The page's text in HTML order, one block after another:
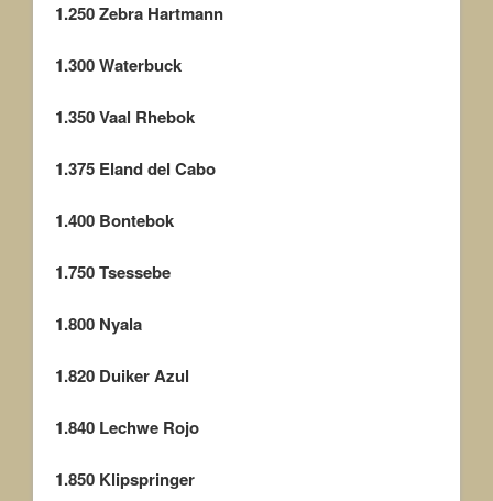
1.250Zebra Hartmann
1.300Waterbuck
1.350Vaal Rhebok
1.375 Eland del Cabo
1.400 Bontebok
1.750Tsessebe
1.800 Nyala
1.820 Duiker Azul
1.840 Lechwe Rojo
1.850 Klipspringer